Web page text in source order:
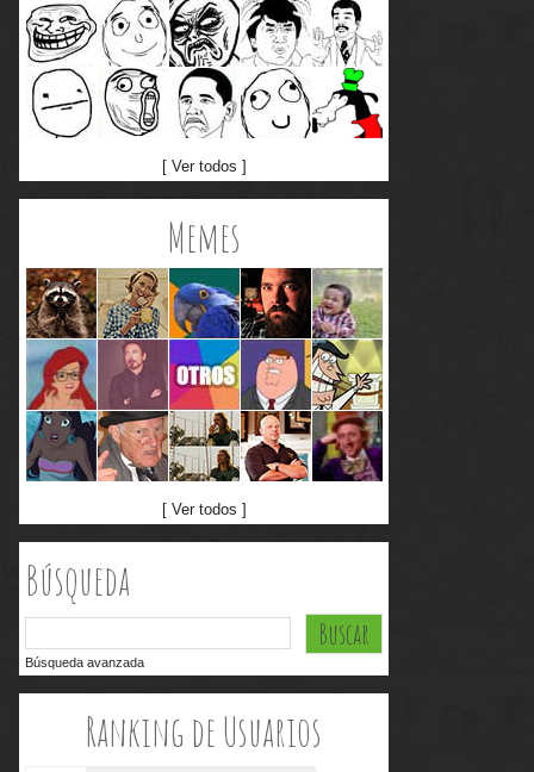
[ Ver todos ]
Memes
[ Ver todos ]
Búsqueda
Búsqueda avanzada
Ranking de Usuarios